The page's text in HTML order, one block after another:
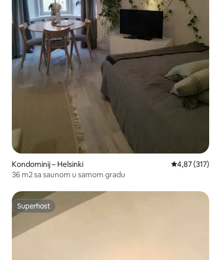
Kondominij – Helsinki Prosječna
4,87 (317)
36 m2 sa saunom u samom gradu
Superhost
Superhost